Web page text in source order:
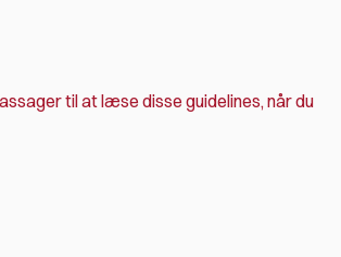
til at læse disse guidelines, når du